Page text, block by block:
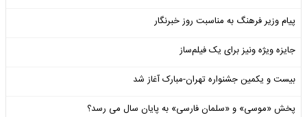
پیام وزیر فرهنگ به مناسبت روز خبرنگار
جایزه ویژه ونیز برای یک فیلم‌ساز
بیست و یکمین جشنواره تهران-مبارک آغاز شد
پخش «موسی» و «سلمان فارسی» به پایان سال می رسد؟